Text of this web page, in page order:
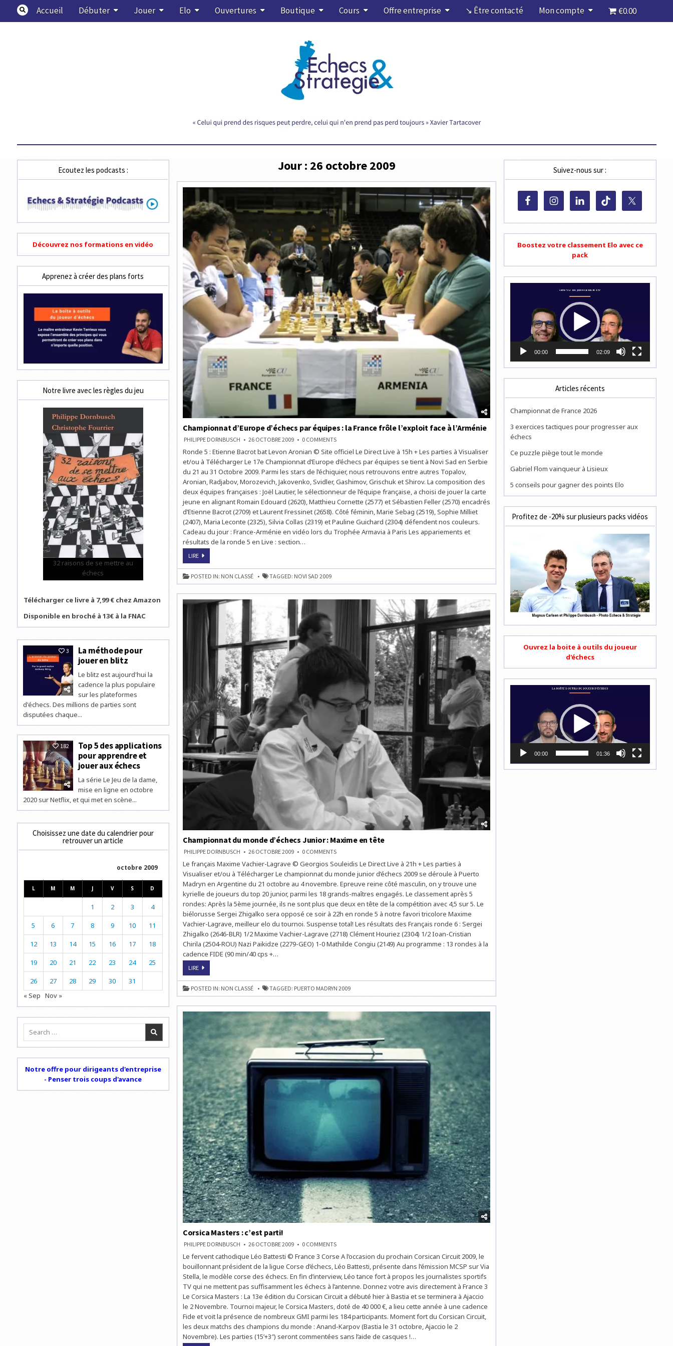
content
Accueil Débuter Jouer Elo Ouvertures Boutique Cours Offre entreprise ↘ Être contacté Mon compte €0.00
Jour : 26 octobre 2009
Championnat d’Europe d’échecs par équipes : la France frôle l’exploit face à l’Arménie
PHILIPPE DORNBUSCH 26 OCTOBRE 2009 0 COMMENTSON
D’EUROPE
PAR
ÉQUIPES
:
LA
FRÔLE
L’EXPLOIT
FACE
À
Ronde 5 : Etienne Bacrot bat Levon Aronian © Site officiel Le Direct Live à 15h + Les parties à Visualiser
et/ou à Télécharger Le 17e Championnat d’Europe d’échecs par équipes se tient à Novi Sad en Serbie
du 21 au 31 Octobre 2009. Parmi les stars de l’échiquier, nous retrouvons entre autres Topalov,
Aronian, Radjabov, Morozevich, Jakovenko, Svidler, Gashimov, Grischuk et Shirov. La composition des
deux équipes françaises : Joël Lautier, le sélectionneur de l’équipe française, a choisi de jouer la carte
jeune en alignant Romain Edouard (2620), Matthieu Cornette (2577) et Sébastien Feller (2570) encadrés
d’Etienne Bacrot (2709) et Laurent Fressinet (2658). Côté féminin, Marie Sebag (2519), Sophie Milliet
(2407), Maria Leconte (2325), Silvia Collas (2319) et Pauline Guichard (2304) défendent nos couleurs.
Cadeau du jour : France-Arménie en vidéo lors du Trophée Armavia à Paris Les appariements et
résultats de la ronde 5 en Live : section…
LIRECHAMPIONNAT
D’ÉCHECS
PAR
ÉQUIPES
:
FRÔLE
L’EXPLOIT
FACE
L’ARMÉNIE
POSTED IN: NON CLASSÉ TAGGED: NOVI SAD 2009
Championnat du monde d’échecs Junior : Maxime en tête
PHILIPPE DORNBUSCH 26 OCTOBRE 2009 0 COMMENTSON
DU
D’ÉCHECS
JUNIOR
:
MAXIME
TÊTE
Le français Maxime Vachier-Lagrave © Georgios Souleidis Le Direct Live à 21h + Les parties à
Visualiser et/ou à Télécharger Le championnat du monde junior d’échecs 2009 se déroule à Puerto
Madryn en Argentine du 21 octobre au 4 novembre. Epreuve reine côté masculin, on y trouve une
kyrielle de joueurs du top 20 junior, parmi les 18 grands-maîtres engagés. Le classement après 5
rondes: Après la 5ème journée, ils ne sont plus que deux en tête de la compétition avec 4,5 sur 5. Le
biélorusse Sergei Zhigalko sera opposé ce soir à 22h en ronde 5 à notre favori tricolore Maxime
Vachier-Lagrave, meilleur elo du tournoi. Suspense total! Les résultats des Français ronde 6 : Sergei
Zhigalko (2646-BLR) 1/2 Maxime Vachier-Lagrave (2718) Clément Houriez (2304) 1/2 Ioan-Cristian
Chirila (2504-ROU) Nazi Paikidze (2279-GEO) 1-0 Mathilde Congiu (2149) Au programme : 13 rondes à la
cadence FIDE (90 min/40 cps +…
LIRECHAMPIONNAT
MONDE
D’ÉCHECS
JUNIOR
:
POSTED IN: NON CLASSÉ TAGGED: PUERTO MADRYN 2009
Corsica Masters : c’est parti!
PHILIPPE DORNBUSCH 26 OCTOBRE 2009 0 COMMENTSON
MASTERS
:
C’EST
PARTI!
Le fervent cathodique Léo Battesti © France 3 Corse A l’occasion du prochain Corsican Circuit 2009, le
bouillonnant président de la ligue Corse d’échecs, Léo Battesti, présente dans l’émission MCSP sur Via
Stella, le modèle corse des échecs. En fin d’interview, Léo tance fort à propos les journalistes sportifs
TV qui ne mettent pas suffisamment les échecs à l’antenne. Donnez votre avis directement à France 3
Le Corsica Masters : La 13e édition du Corsican Circuit a débuté hier à Bastia et se terminera à Ajaccio
le 2 Novembre. Tournoi majeur, le Corsica Masters, doté de 40 000 €, a lieu cette année à une cadence
Fide et voit la présence de nombreux GMI parmi les 184 participants. Moment fort du Corsican Circuit,
les deux matchs des champions du monde : Anand-Karpov (Bastia le 31 octobre, Ajaccio le 2
Novembre). Les parties (15’+3″) seront commentées sans l’aide de casques !…
Ecoutez les podcasts :
Découvrez nos formations en vidéo
Apprenez à créer des plans forts
Notre livre avec les règles du jeu
32 raisons de se mettre au
échecs
Télécharger ce livre à 7,99 € chez Amazon
Disponible en broché à 13€ à la FNAC
3
La méthode pour
jouer en blitz
Le blitz est aujourd'hui la
cadence la plus populaire
sur les plateformes
d'échecs. Des millions de parties sont
disputées chaque...
182
Top 5 des applications
pour apprendre et
jouer aux échecs
La série Le Jeu de la dame,
mise en ligne en octobre
2020 sur Netflix, et qui met en scène...
Choisissez une date du calendrier pour
retrouver un article
octobre 2009
L M M J V S D
1 2 3 4
5 6 7 8 9 10 11
12 13 14 15 16 17 18
19 20 21 22 23 24 25
26 27 28 29 30
31
« Sep Nov »
Search
Notre offre pour dirigeants d'entreprise
- Penser trois coups d'avance
Suivez-nous sur :
Boostez votre classement Elo avec ce
pack
00:00 02:09
Articles récents
Championnat de France 2026
3 exercices tactiques pour progresser aux
échecs
Ce puzzle piège tout le monde
Gabriel Flom vainqueur à Lisieux
5 conseils pour gagner des points Elo
Profitez de -20% sur plusieurs packs vidéos
Ouvrez la boite à outils du joueur
d'échecs
00:00 01:36